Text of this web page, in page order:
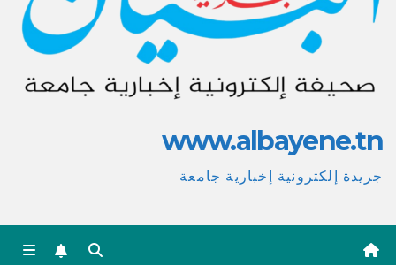
www.albayene.tn
جريدة إلكترونية إخبارية جامعة